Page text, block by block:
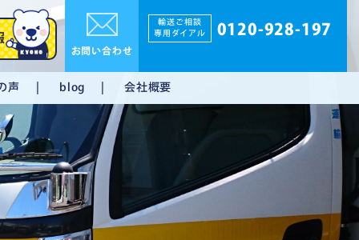
お問い合わせ
輸送ご相談
専用ダイアル 0120-928-197
声 blog 会社概要